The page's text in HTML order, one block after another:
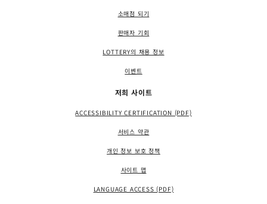
소매점 되기
판매자 기회
LOTTERY의 채용 정보
이벤트
저희 사이트
ACCESSIBILITY CERTIFICATION (PDF)
서비스 약관
개인 정보 보호 정책
사이트 맵
LANGUAGE ACCESS (PDF)